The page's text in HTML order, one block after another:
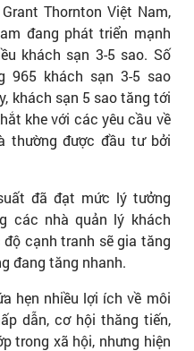
Thornton Việt Nam,
đang phát triển mạnh
khách sạn 3-5 sao. Số
965 khách sạn 3-5 sao
khách sạn 5 sao tăng tới
khe với các yêu cầu về
thường được đầu tư bởi
đã đạt mức lý tưởng
các nhà quản lý khách
cạnh tranh sẽ gia tăng
đang tăng nhanh.
hẹn nhiều lợi ích về môi
dẫn, cơ hội thăng tiến,
trong xã hội, nhưng hiện